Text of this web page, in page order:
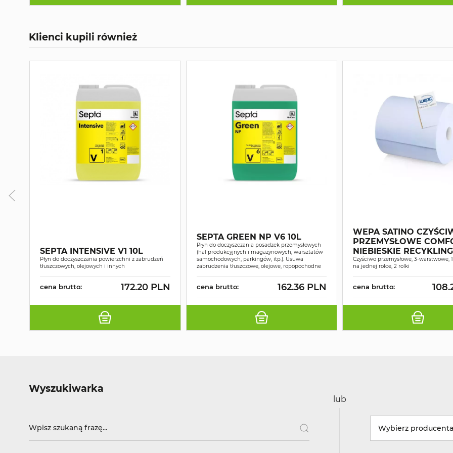
Klienci kupili również
SEPTA INTENSIVE V1 10L
Płyn do doczyszczania powierzchni z zabrudzeń
tłuszczowych, olejowych i innych
cena brutto: 172.20 PLN
SEPTA GREEN NP V6 10L
Płyn do doczyszczania posadzek przemysłowych
(hal produkcyjnych i magazynowych, warsztatów
samochodowych, parkingów, itp.). Usuwa
zabrudzenia tłuszczowe, olejowe, ropopochodne
cena brutto: 162.36 PLN
WEPA SATINO
PRZEMYSŁOWE
NIEBIESKIE
175M A2
Czyściwo przemysłowe, 3-warstwowe,
na jednej rolce, 2 rolki
cena brutto:
Wyszukiwarka
lub
Wybierz producenta